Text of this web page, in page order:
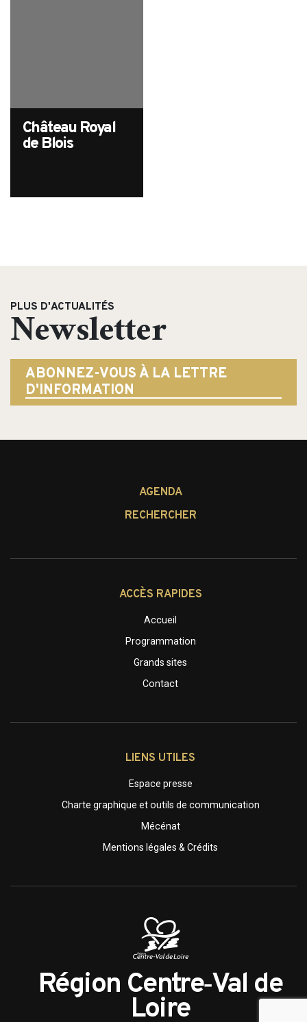
Château Royal
de Blois
PLUS D'ACTUALITÉS
Newsletter
ABONNEZ-VOUS À LA LETTRE
D'INFORMATION
AGENDA
RECHERCHER
ACCÈS RAPIDES
Accueil
Programmation
Grands sites
Contact
LIENS UTILES
Espace presse
Charte graphique et outils de communication
Mécénat
Mentions légales & Crédits
Région Centre‑Val de
Loire